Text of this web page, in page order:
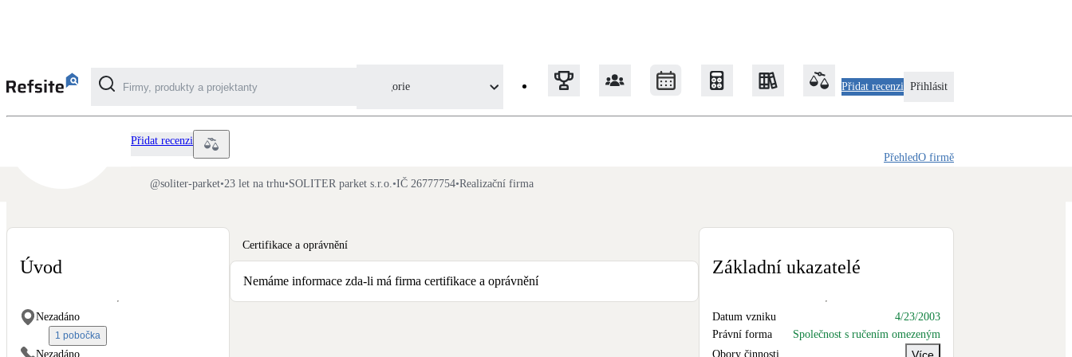
Kategorie Přidat recenzi Přihlásit
Fotovoltaika Tepelná čerpadla
Tepelná čerpadla na chlazení
Větrání s rekuperací Okna / dveře
Rekonstrukce
SOLITER parket
Přidat recenzi
PřehledO firmě
@soliter-parket•23 let na trhu•SOLITER parket s.r.o.•IČ 26777754•Realizační firma
Úvod
Nezadáno
1 pobočka
Nezadáno
Certifikace a oprávnění
Nemáme informace zda-li má firma certifikace a oprávnění
Základní ukazatelé
Datum vzniku
4/23/2003
Právní forma
Společnost s ručením omezeným
Obory činnosti